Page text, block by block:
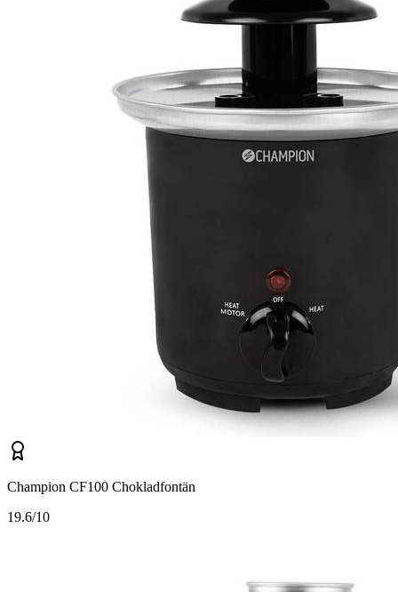
Champion CF100 Chokladfontän
19.6/10